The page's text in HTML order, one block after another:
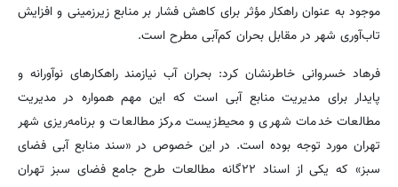
موجود به عنوان راهکار مؤثر برای کاهش فشار بر منابع زیرزمینی و افزایش
تاب‌آوری شهر در مقابل بحران کم‌آبی مطرح است.
فرهاد خسروانی خاطرنشان کرد: بحران آب نیازمند راهکارهای نوآورانه و
پایدار برای مدیریت منابع آبی است که این مهم همواره در مدیریت
مطالعات خدمات شهری و محیط‌زیست مرکز مطالعات و برنامه‌ریزی شهر
تهران مورد توجه بوده است. در این خصوص در «سند منابع آبی فضای
سبز» که یکی از اسناد ۲۲گانه مطالعات طرح جامع فضای سبز تهران